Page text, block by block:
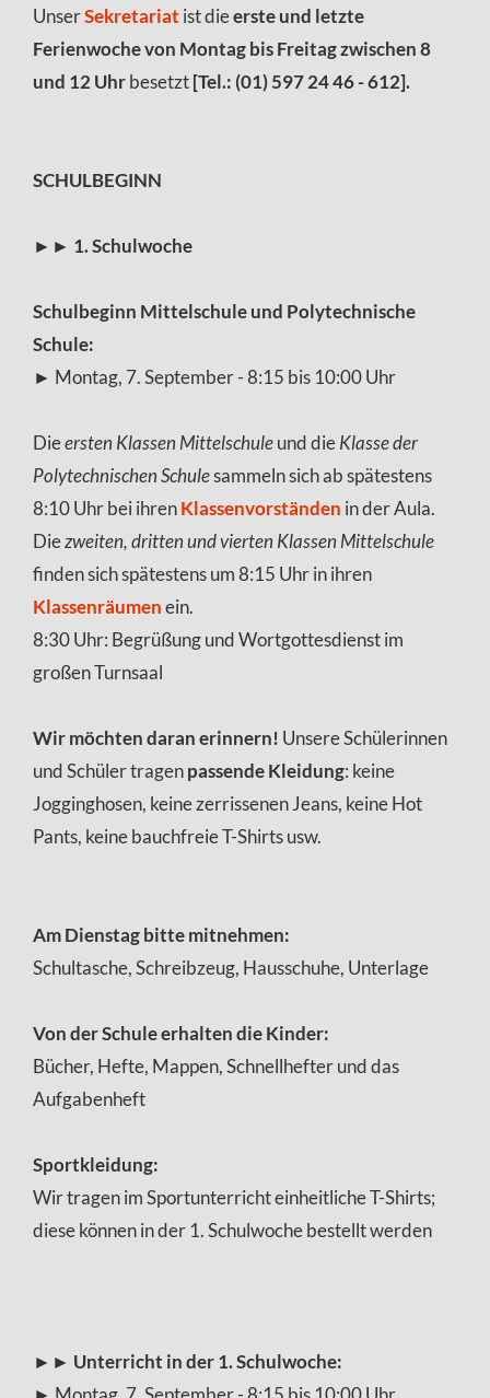
UnserSekretariat istdieerste und letzte
Ferienwoche von Montag bis Freitag zwischen 8
und 12 Uhrbesetzt[Tel.: (01) 597 24 46 - 612].
SCHULBEGINN
►► 1. Schulwoche
Schulbeginn Mittelschule und Polytechnische
Schule:
► Montag, 7. September - 8:15 bis 10:00 Uhr
Dieersten Klassen Mittelschuleund dieKlasse der
Polytechnischen Schulesammeln sich ab spätestens
8:10 Uhr bei ihrenKlassenvorständen in der Aula.
Diezweiten, dritten und vierten Klassen Mittelschule
finden sich spätestens um 8:15 Uhr in ihren
Klassenräumenein.
8:30 Uhr: Begrüßung und Wortgottesdienst im
großen Turnsaal
Wir möchten daran erinnern! Unsere Schülerinnen
und Schüler tragenpassende Kleidung: keine
Jogginghosen, keine zerrissenen Jeans, keine Hot
Pants, keine bauchfreie T-Shirts usw.
Am Dienstag bitte mitnehmen:
Schultasche, Schreibzeug, Hausschuhe, Unterlage
Von der Schule erhalten die Kinder:
Bücher, Hefte, Mappen, Schnellhefter und das
Aufgabenheft
Sportkleidung:
Wir tragen im Sportunterricht einheitliche T-Shirts;
diese können in der 1. Schulwoche bestellt werden
►► Unterricht in der 1. Schulwoche: